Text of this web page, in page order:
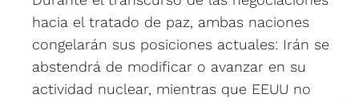
hacia el tratado de paz, ambas naciones
congelarán sus posiciones actuales: Irán se
abstendrá de modificar o avanzar en su
actividad nuclear, mientras que EEUU no